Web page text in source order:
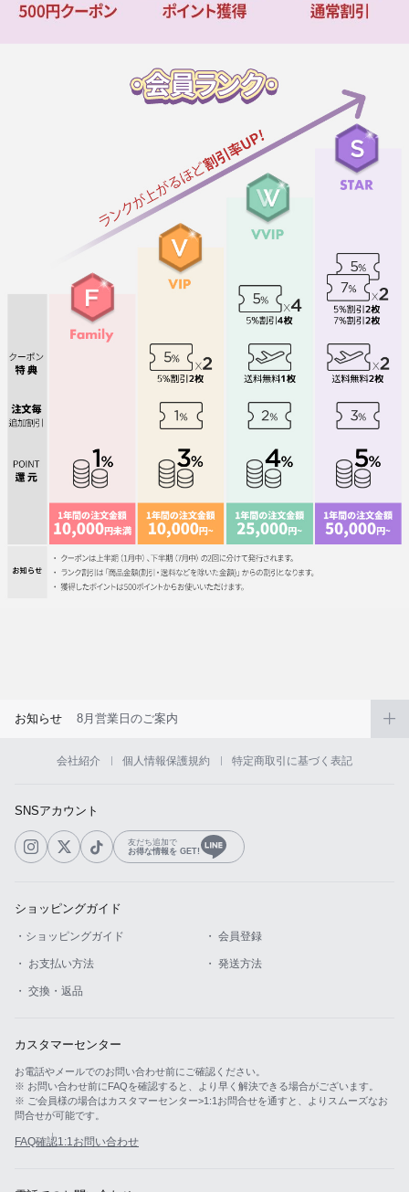
お知らせ 8月営業日のご案内
会社紹介 個人情報保護規約 特定商取引に基づく表記
SNSアカウント
友だち追加で
お得な情報を GET!
ショッピングガイド
・ショッピングガイド ・ 会員登録
・ お支払い方法 ・ 発送方法
・ 交換・返品
カスタマーセンター
お電話やメールでのお問い合わせ前にご確認ください。
※ お問い合わせ前にFAQを確認すると、より早く解決できる場合がございます。
※ ご会員様の場合はカスタマーセンター>1:1お問合せを通すと、よりスムーズなお
問合せが可能です。
FAQ確認1:1お問い合わせ